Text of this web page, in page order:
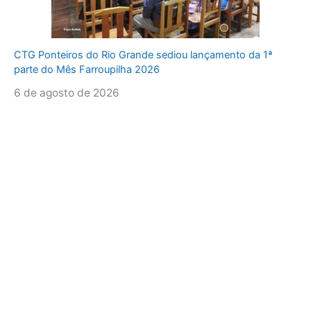
CTG Ponteiros do Rio Grande sediou lançamento da 1ª
parte do Mês Farroupilha 2026
6 de agosto de 2026